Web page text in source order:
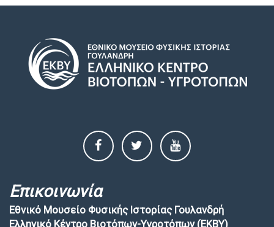
Επικοινωνία
Εθνικό Μουσείο Φυσικής Ιστορίας Γουλανδρή
Ελληνικό Κέντρο Βιοτόπων-Υγροτόπων (EKBY)